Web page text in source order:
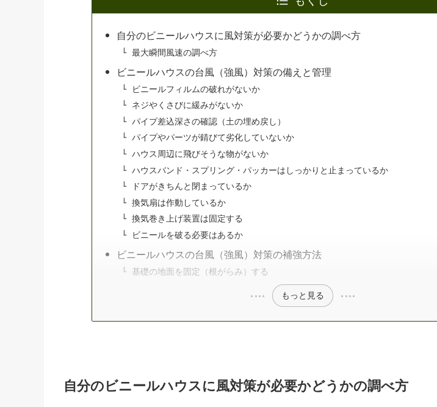
自分のビニールハウスに風対策が必要かどうかの調べ方
最大瞬間風速の調べ方
ビニールハウスの台風（強風）対策の備えと管理
ビニールフィルムの破れがないか
ネジやくさびに緩みがないか
パイプ差込深さの確認（土の埋め戻し）
パイプやパーツが錆びて劣化していないか
ハウス周辺に飛びそうな物がないか
ハウスバンド・スプリング・パッカーはしっかりと止まっているか
ドアがきちんと閉まっているか
換気扇は作動しているか
換気巻き上げ装置は固定する
ビニールを破る必要はあるか
ビニールハウスの台風（強風）対策の補強方法
基礎の地面を固定（根がらみ）する
もっと見る
自分のビニールハウスに風対策が必要かどうかの調べ方